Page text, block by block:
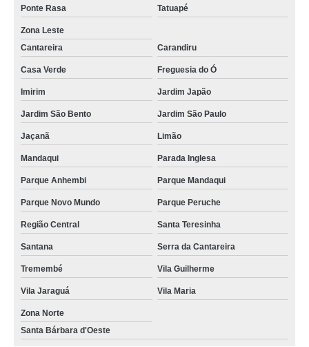
Ponte Rasa Tatuapé
Zona Leste
Cantareira
Carandiru
Casa Verde Freguesia do Ó
Imirim Jardim Japão
Jardim São Bento Jardim São Paulo
Jaçanã Limão
Mandaqui Parada Inglesa
Parque Anhembi Parque Mandaqui
Parque Novo Mundo Parque Peruche
Região Central Santa Teresinha
Santana Serra da Cantareira
Tremembé Vila Guilherme
Vila Jaraguá Vila Maria
Zona Norte
Santa Bárbara d'Oeste